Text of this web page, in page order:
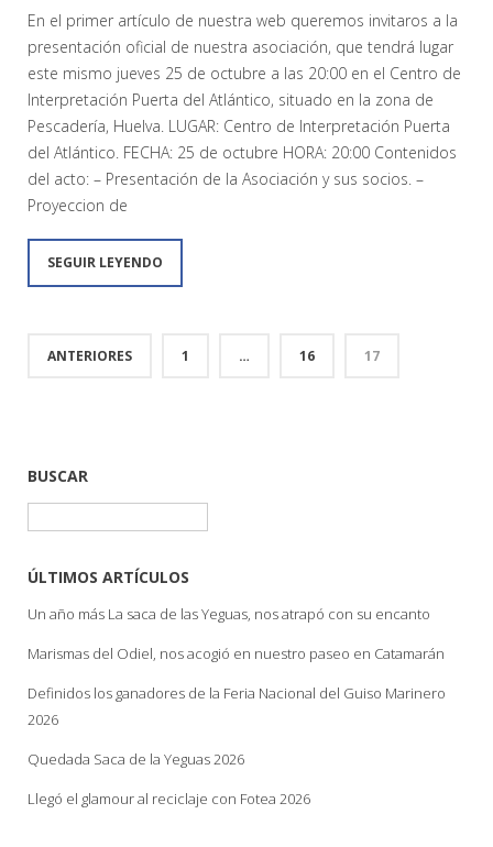
En el primer artículo de nuestra web queremos invitaros a la
presentación oficial de nuestra asociación, que tendrá lugar
este mismo jueves 25 de octubre a las 20:00 en el Centro de
Interpretación Puerta del Atlántico, situado en la zona de
Pescadería, Huelva. LUGAR: Centro de Interpretación Puerta
del Atlántico. FECHA: 25 de octubre HORA: 20:00 Contenidos
del acto: – Presentación de la Asociación y sus socios. –
Proyeccion de
SEGUIR LEYENDO
ANTERIORES 1 … 16 17
BUSCAR
ÚLTIMOS ARTÍCULOS
Un año más La saca de las Yeguas, nos atrapó con su encanto
Marismas del Odiel, nos acogió en nuestro paseo en Catamarán
Definidos los ganadores de la Feria Nacional del Guiso Marinero
2026
Quedada Saca de la Yeguas 2026
Llegó el glamour al reciclaje con Fotea 2026